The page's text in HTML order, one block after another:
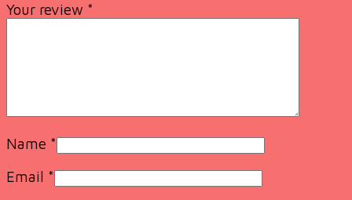
Your review *
Name *
Email *